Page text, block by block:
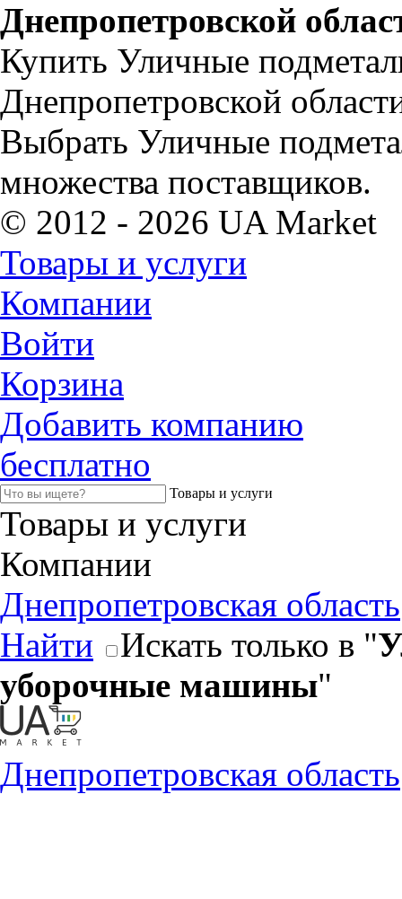
Днепропетровской
Купить Уличные
Днепропетровской
Выбрать Уличные
множества поставщиков.
© 2012 - 2026 UA Market
Товары и услуги
Компании
Войти
Корзина
Добавить компанию
бесплатно
Товары и услуги
Товары и услуги
Компании
Днепропетровская область
Найти
Искать только в "
уборочные машины"
Днепропетровская область